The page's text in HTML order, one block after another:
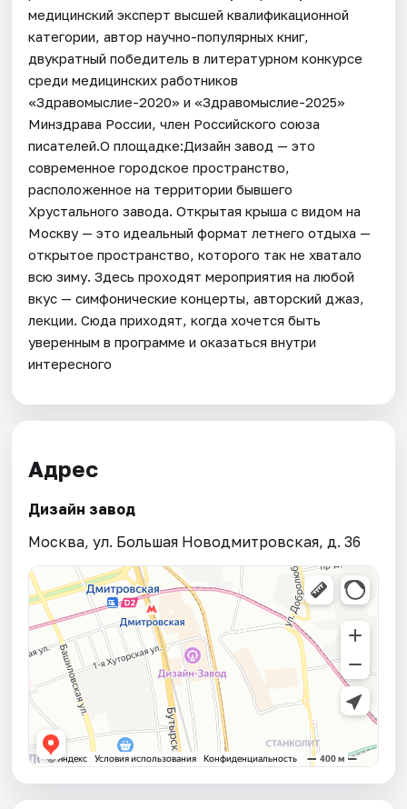
медицинский эксперт высшей квалификационной
категории, автор научно-популярных книг,
двукратный победитель в литературном конкурсе
среди медицинских работников
«Здравомыслие-2020» и «Здравомыслие-2025»
Минздрава России, член Российского союза
писателей.О площадке:Дизайн завод — это
современное городское пространство,
расположенное на территории бывшего
Хрустального завода. Открытая крыша с видом на
Москву — это идеальный формат летнего отдыха —
открытое пространство, которого так не хватало
всю зиму. Здесь проходят мероприятия на любой
вкус — симфонические концерты, авторский джаз,
лекции. Сюда приходят, когда хочется быть
уверенным в программе и оказаться внутри
интересного
Адрес
Дизайн завод
Москва, ул. Большая Новодмитровская, д. 36